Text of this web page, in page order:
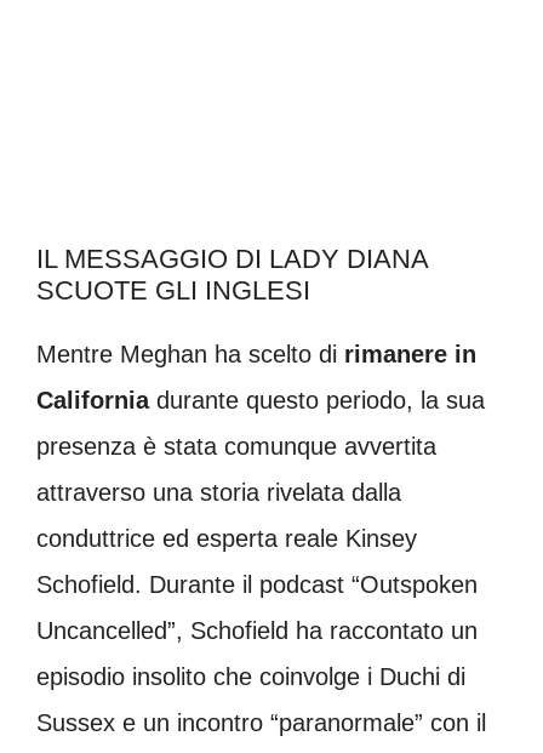
IL MESSAGGIO DI LADY DIANA
SCUOTE GLI INGLESI
Mentre Meghan ha scelto di rimanere in
Californiadurante questo periodo, la sua
presenza è stata comunque avvertita
attraverso una storia rivelata dalla
conduttrice ed esperta reale Kinsey
Schofield. Durante il podcast “Outspoken
Uncancelled”, Schofield ha raccontato un
episodio insolito che coinvolge i Duchi di
Sussex e un incontro “paranormale” con il